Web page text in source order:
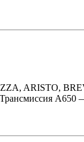
ARISTO,
A650 —